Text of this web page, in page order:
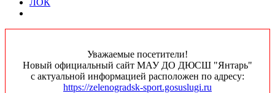
Уважаемые посетители!
Новый официальный сайт МАУ ДО ДЮСШ "Янтарь"
с актуальной информацией расположен по адресу:
https://zelenogradsk-sport.gosuslugi.ru